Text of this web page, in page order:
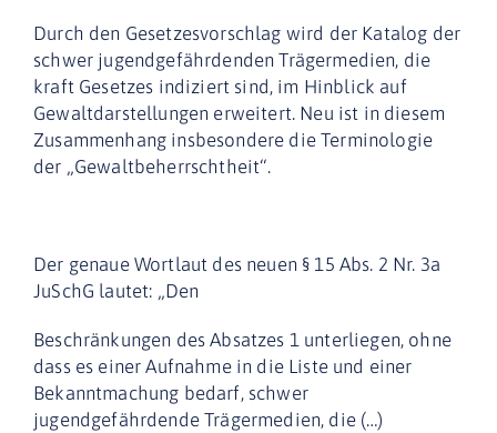
Durch den Gesetzesvorschlag wird der Katalog der
schwer jugendgefährdenden Trägermedien, die
kraft Gesetzes indiziert sind, im Hinblick auf
Gewaltdarstellungen erweitert. Neu ist in diesem
Zusammenhang insbesondere die Terminologie
der „Gewaltbeherrschtheit“.
Der genaue Wortlaut des neuen § 15 Abs. 2 Nr. 3a
JuSchG lautet: „Den
Beschränkungen des Absatzes 1 unterliegen, ohne
dass es einer Aufnahme in die Liste und einer
Bekanntmachung bedarf, schwer
jugendgefährdende Trägermedien, die (…)